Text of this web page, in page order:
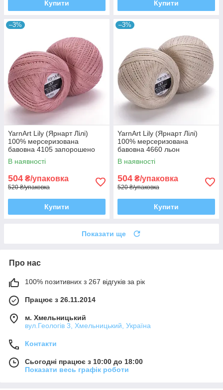
Купити Купити
–3%
YarnArt Lily (Ярнарт Лілі)
100% мерсеризована
бавовна 4105 запорошено
рожева
В наявності
504 ₴/упаковка
520 ₴/упаковка
Купити
–3%
YarnArt Lily (Ярнарт Лілі)
100% мерсеризована
бавовна 4660 льон
В наявності
504 ₴/упаковка
520 ₴/упаковка
Купити
Показати ще
Про нас
100% позитивних з 267 відгуків за рік
Працює з 26.11.2014
м. Хмельницький
вул.Геологів 3, Хмельницький, Україна
Контакти
Сьогодні працює з 10:00 до 18:00
Показати весь графік роботи